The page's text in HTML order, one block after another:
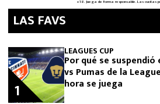
LAS FAVS
LEAGUES CUP
Por qué se
vs Pumas de la
hora se juega
1